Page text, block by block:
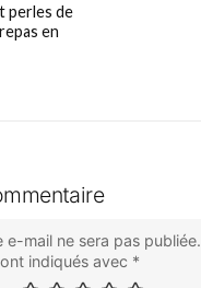
perles de
en
e-mail ne sera pas publiée.
indiqués avec *